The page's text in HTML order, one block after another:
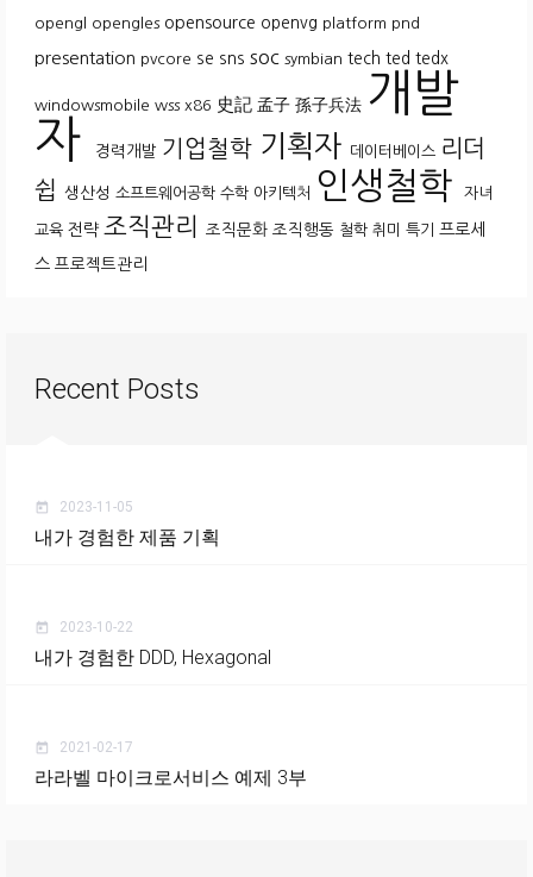
opengl opengles opensource openvg platform pnd
presentation pvcore se sns soc symbian tech ted tedx
windowsmobile wss x86 史記 孟子 孫子兵法 개발
자
경력개발 기업철학 기획자 데이터베이스 리더
쉽 생산성 소프트웨어공학 수학 아키텍처 인생철학 자녀
교육 전략 조직관리 조직문화 조직행동 철학 취미 특기 프로세
스 프로젝트관리
Recent Posts
today 2023-11-05
내가 경험한 제품 기획
today 2023-10-22
내가 경험한 DDD, Hexagonal
today 2021-02-17
라라벨 마이크로서비스 예제 3부